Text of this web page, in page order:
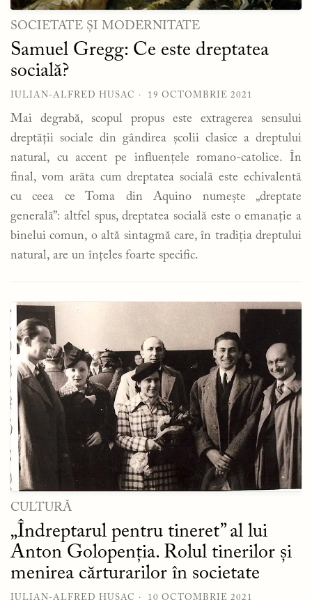
SOCIETATE ȘI MODERNITATE
Samuel Gregg: Ce este dreptatea
socială?
IULIAN-ALFRED HUSAC 19 OCTOMBRIE 2021
Mai degrabă, scopul propus este extragerea sensului
dreptății sociale din gândirea școlii clasice a dreptului
natural, cu accent pe influențele romano-catolice. În
final, vom arăta cum dreptatea socială este echivalentă
cu ceea ce Toma din Aquino numește „dreptate
generală”: altfel spus, dreptatea socială este o emanație a
binelui comun, o altă sintagmă care, în tradiția dreptului
natural, are un înțeles foarte specific.
CULTURĂ
„Îndreptarul pentru tineret” al lui
Anton Golopenția. Rolul tinerilor și
menirea cărturarilor în societate
IULIAN-ALFRED HUSAC 10 OCTOMBRIE 2021